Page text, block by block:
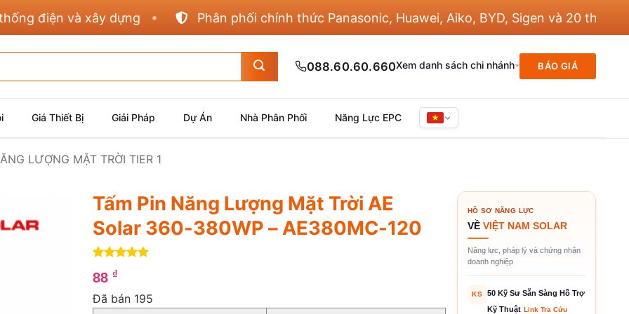
điện và xây dựng Phân phối chính thức Panasonic, Huawei, Aiko, BYD, Sigen và 20 thương hiệu
088.60.60.660Xem danh sách chi nhánh BÁO GIÁ
Giá Thiết Bị Giải Pháp Dự Án Nhà Phân Phối Năng Lực EPC
LƯỢNG MẶT TRỜI TIER 1
Tấm Pin Năng Lượng Mặt Trời AE
Solar 360-380WP – AE380MC-120
trên 5
dựa trên
88 ₫
Đã bán 195
HỒ SƠ NĂNG LỰC
VỀ VIỆT NAM SOLAR
Năng lực, pháp lý và chứng nhận
doanh nghiệp
KS
50 Kỹ Sư Sẵn Sàng Hỗ Trợ
Kỹ Thuật Link Tra Cứu